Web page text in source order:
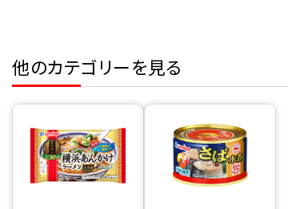
他のカテゴリーを見る